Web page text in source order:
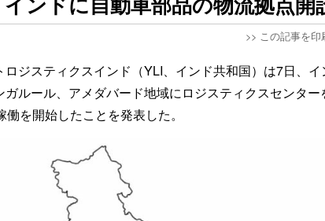
>> この記事を印
ロジスティクスインド（YLI、インド共和国）は7日、
ガルール、アメダバード地域にロジスティクスセンタ
を開始したことを発表した。